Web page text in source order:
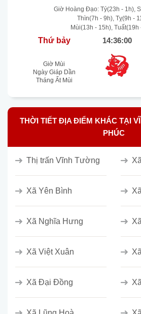
Giờ Hoàng Đạo: Tý(23h - 1h),
Thìn(7h - 9h), Tỵ(9h -
Mùi(13h - 15h), Tuất(19h
Thứ bảy 14:36:01
Giờ Mùi
Ngày Giáp Dần
Tháng Ất Mùi
THỜI TIẾT ĐỊA ĐIỂM KHÁC TẠI
PHÚC
Thị trấn Vĩnh Tường
Xã Yên Bình
Xã Nghĩa Hưng
Xã Việt Xuân
Xã Đại Đồng